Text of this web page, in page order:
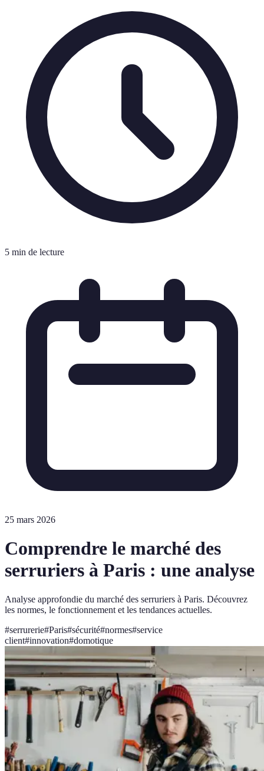
5 min de lecture
25 mars 2026
Comprendre le marché des
serruriers à Paris : une analyse
Analyse approfondie du marché des serruriers à Paris. Découvrez
les normes, le fonctionnement et les tendances actuelles.
#serrurerie#Paris#sécurité#normes#service
client#innovation#domotique